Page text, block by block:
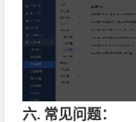
六. 常见问题：